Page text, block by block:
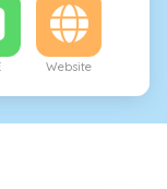
Website